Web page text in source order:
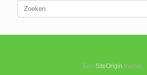
Zoeken
Een SiteOrigin thema